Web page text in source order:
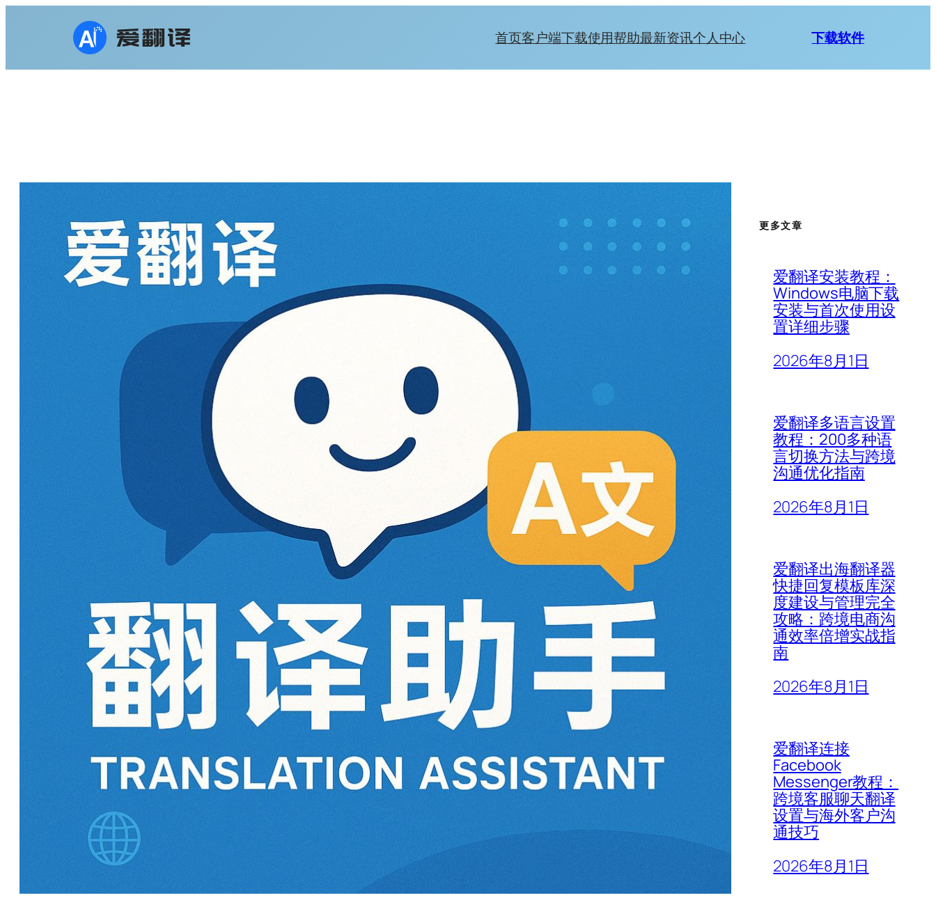
首页客户端下载使用帮助最新资讯个人中心 下载软件
更多文章
爱翻译安装教程：
Windows电脑下载
安装与首次使用设
置详细步骤
2026年8月1日
爱翻译多语言设置
教程：200多种语
言切换方法与跨境
沟通优化指南
2026年8月1日
爱翻译出海翻译器
快捷回复模板库深
度建设与管理完全
攻略：跨境电商沟
通效率倍增实战指
南
2026年8月1日
爱翻译连接
Facebook
Messenger教程：
跨境客服聊天翻译
设置与海外客户沟
通技巧
2026年8月1日